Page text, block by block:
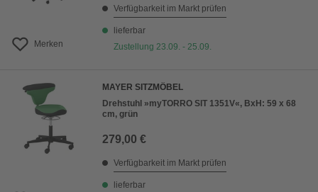
Merken
Verfügbarkeit im Markt prüfen
lieferbar
Zustellung 23.09. - 25.09.
MAYER SITZMÖBEL
Drehstuhl »myTORRO SIT 1351V«, BxH: 59 x 68
cm, grün
279,00 €
Verfügbarkeit im Markt prüfen
lieferbar